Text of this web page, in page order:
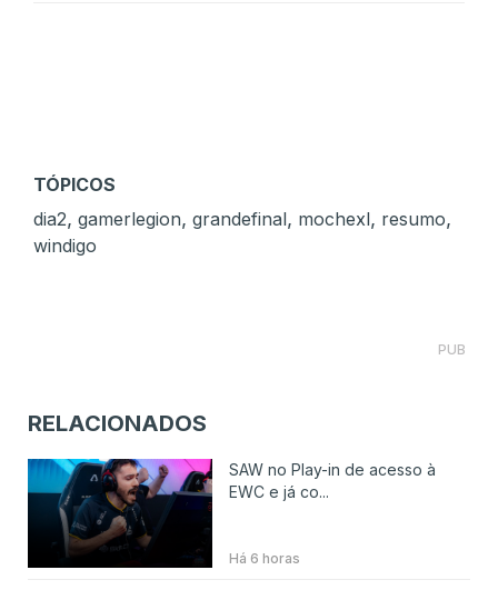
TÓPICOS
dia2, gamerlegion, grandefinal, mochexl, resumo,
windigo
PUB
RELACIONADOS
SAW no Play-in de acesso à
EWC e já co...
Há 6 horas